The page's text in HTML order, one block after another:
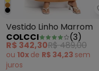
Vestido Linho Marrom
COLCCI
(3)
R$ 342,30R$ 489,00
ou 10x de R$ 34,23 sem
juros